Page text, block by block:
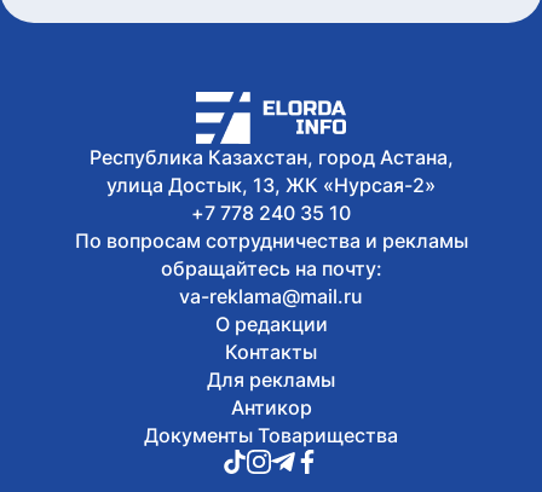
6 августа, 2026
Олжас Бектенов принял участие в
заседании Евразийского
межправительственного совета в
узком формате в Чолпон-Ате
Республика Казахстан, город Астана,
улица Достык, 13, ЖК «Нурсая-2»
+7 778 240 35 10
По вопросам сотрудничества и рекламы
обращайтесь на почту:
va-reklama@mail.ru
О редакции
Контакты
Для рекламы
Антикор
Документы Товарищества